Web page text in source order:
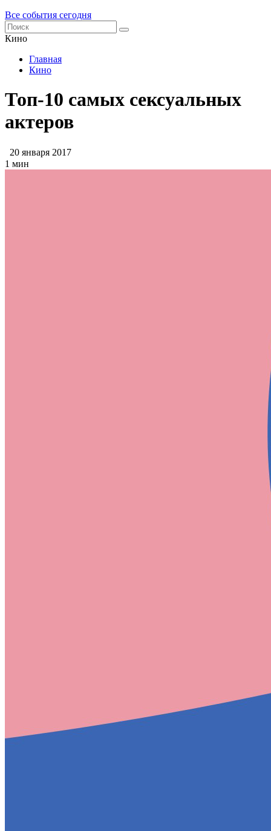
Все события сегодня
Кино
Главная
Кино
Топ-10 самых сексуальных
актеров
20 января 2017
1 мин